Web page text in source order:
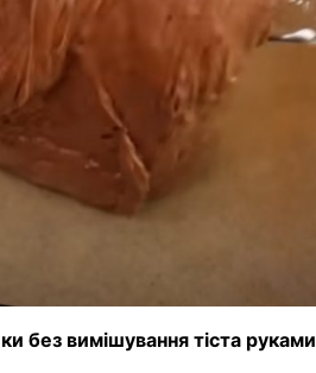
без вимішування тіста руками